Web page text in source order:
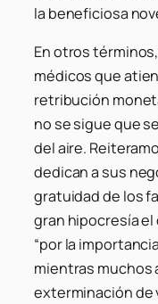
la beneficiosa
En otros
médicos que
retribución
no se sigue que
del aire.
dedican a sus
gratuidad de los
gran hipocresía
“por la
mientras muchos
exterminación de